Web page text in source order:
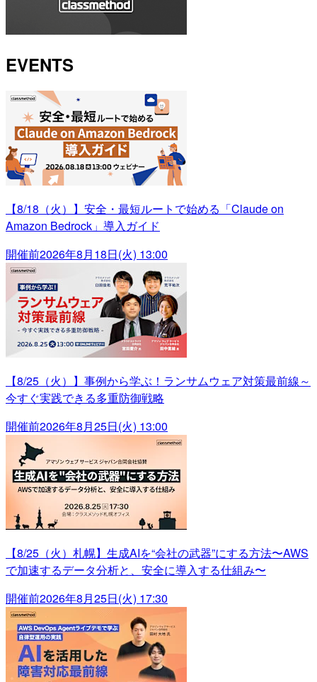
EVENTS
【8/18（火）】安全・最短ルートで始める「Claude on
Amazon Bedrock」導入ガイド
開催前2026年8月18日(火) 13:00
【8/25（火）】事例から学ぶ！ランサムウェア対策最前線～
今すぐ実践できる多重防御戦略
開催前2026年8月25日(火) 13:00
【8/25（火）札幌】生成AIを“会社の武器”にする方法〜AWS
で加速するデータ分析と、安全に導入する仕組み〜
開催前2026年8月25日(火) 17:30